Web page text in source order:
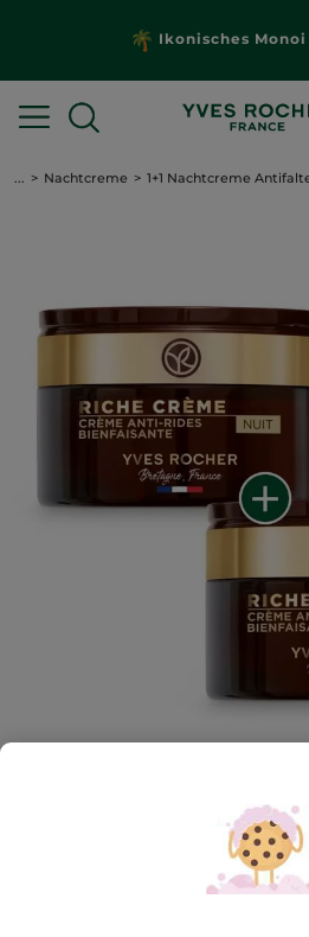
Ikonisches Monoi
... Nachtcreme 1+1 Nachtcreme
1+1 Nachtcreme
Creme
Regeneriert die Haut und